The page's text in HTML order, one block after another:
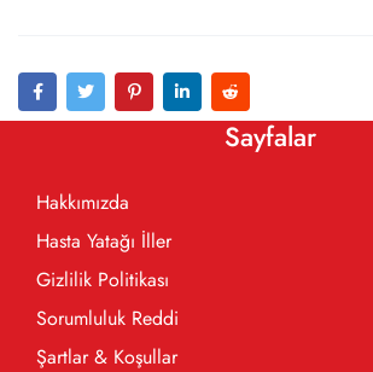
Sayfalar
Hakkımızda
Hasta Yatağı İller
Gizlilik Politikası
Sorumluluk Reddi
Şartlar & Koşullar